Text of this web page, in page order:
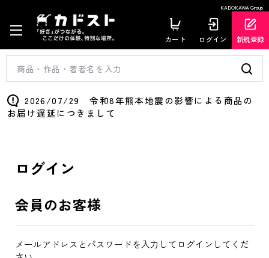
KADOKAWA Group
カート ログイン 新規登録
2026/07/29 令和8年熊本地震の影響による商品の
お届け遅延につきまして
ログイン
会員のお客様
メールアドレスとパスワードを入力してログインしてくだ